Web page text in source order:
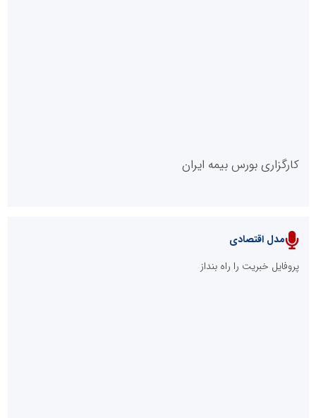
پایگاه خبری نهضت ملی مسکن
کارگزاری بورس بیمه ایران
مدل اقتصادی
پروفایل خبریت را راه بنداز